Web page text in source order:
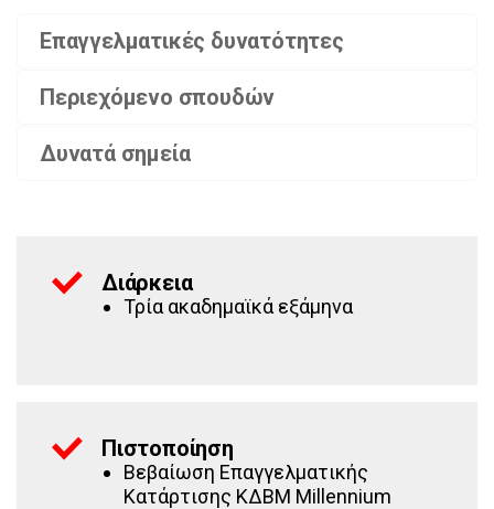
Επαγγελματικές δυνατότητες
Περιεχόμενο σπουδών
Δυνατά σημεία
Διάρκεια
Τρία ακαδημαϊκά εξάμηνα
Πιστοποίηση
Βεβαίωση Επαγγελματικής
Κατάρτισης ΚΔΒΜ Millennium